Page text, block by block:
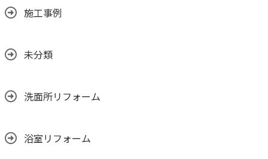
施工事例
未分類
洗面所リフォーム
浴室リフォーム